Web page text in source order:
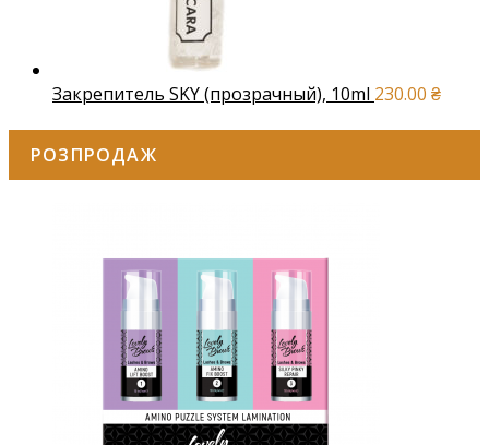
Закрепитель SKY (прозрачный), 10ml 230.00 ₴
РОЗПРОДАЖ